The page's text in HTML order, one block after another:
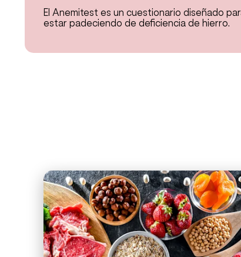
El Anemitest es un cuestionario diseñado
estar padeciendo de deficiencia de hierro.